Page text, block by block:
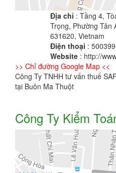
Địa chỉ : Tầng 4,
Trọng, Phường Tân
631620, Vietnam
Điện thoại :
Website : http://
>> Chỉ đường Google Map <<
Công Ty TNHH tư vấn thuế
tại Buôn Ma Thuột
Công Ty Kiểm